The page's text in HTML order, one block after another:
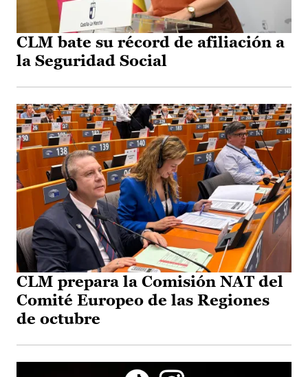
CLM bate su récord de afiliación a
la Seguridad Social
CLM prepara la Comisión NAT del
Comité Europeo de las Regiones
de octubre